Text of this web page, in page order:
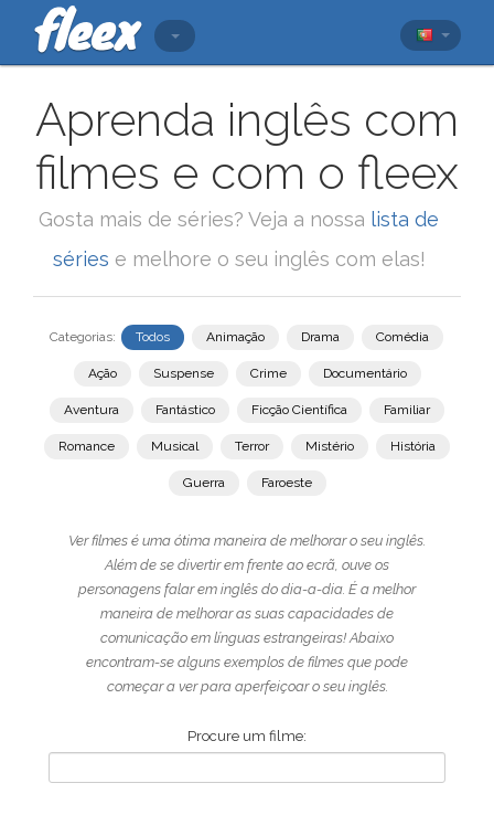
Aprenda inglês com
filmes e com o fleex
Gosta mais de séries? Veja a nossa lista de
séries e melhore o seu inglês com elas!
Categorias: Todos Animação Drama Comédia
Ação Suspense Crime Documentário
Aventura Fantástico Ficção Científica Familiar
Romance Musical Terror Mistério História
Guerra Faroeste
Ver filmes é uma ótima maneira de melhorar o seu inglês.
Além de se divertir em frente ao ecrã, ouve os
personagens falar em inglês do dia-a-dia. É a melhor
maneira de melhorar as suas capacidades de
comunicação em línguas estrangeiras! Abaixo
encontram-se alguns exemplos de filmes que pode
começar a ver para aperfeiçoar o seu inglês.
Procure um filme: